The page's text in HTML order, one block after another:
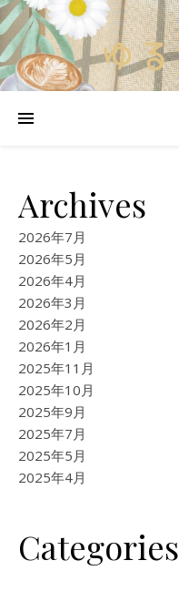
Archives
2026年7月
2026年5月
2026年4月
2026年3月
2026年2月
2026年1月
2025年11月
2025年10月
2025年9月
2025年7月
2025年5月
2025年4月
Categories